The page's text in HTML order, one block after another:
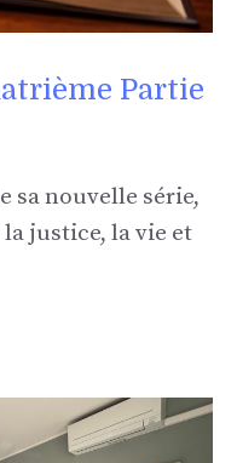
Partie
sa nouvelle série,
justice, la vie et